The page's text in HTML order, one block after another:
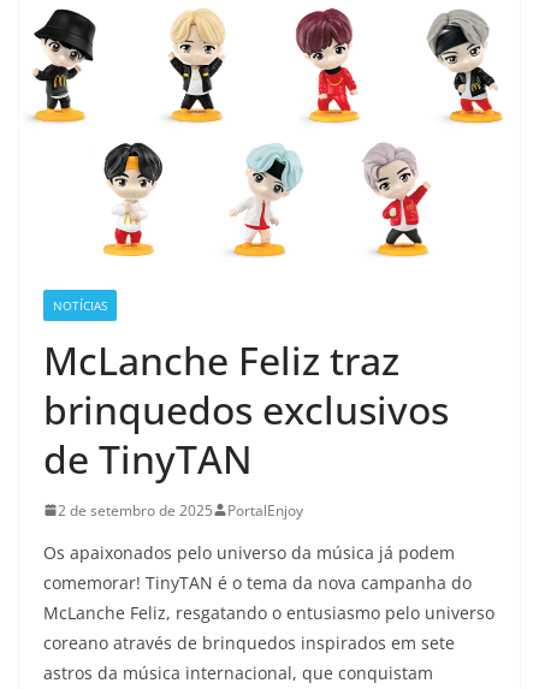
NOTÍCIAS
McLanche Feliz traz
brinquedos exclusivos
de TinyTAN
2 de setembro de 2025 PortalEnjoy
Os apaixonados pelo universo da música já podem
comemorar! TinyTAN é o tema da nova campanha do
McLanche Feliz, resgatando o entusiasmo pelo universo
coreano através de brinquedos inspirados em sete
astros da música internacional, que conquistam